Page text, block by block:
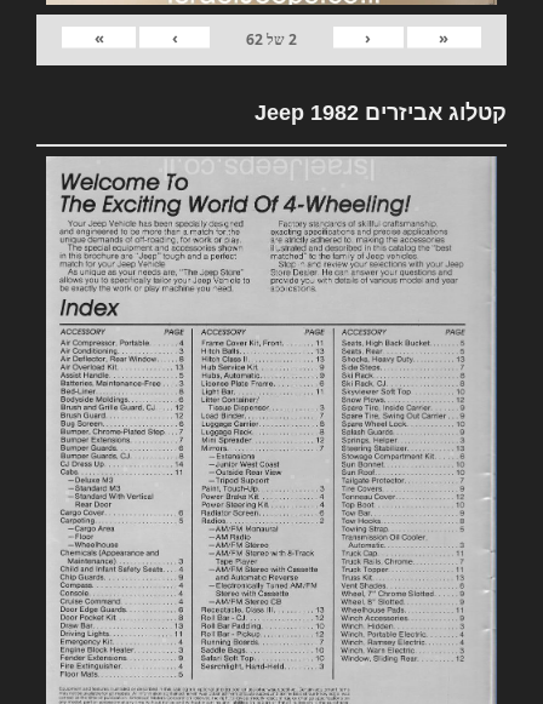
«
‹
2של62
›
»
קטלוג אביזרים 1982 Jeep